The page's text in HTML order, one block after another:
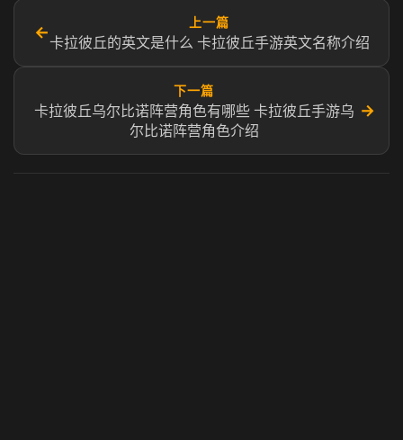
←
上一篇
卡拉彼丘的英文是什么 卡拉彼丘手游英文名称介绍
下一篇
卡拉彼丘乌尔比诺阵营角色有哪些 卡拉彼丘手游乌
尔比诺阵营角色介绍
→